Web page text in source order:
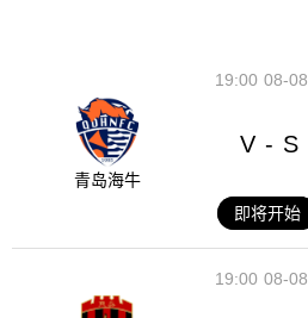
08-08
19:00
青岛海牛
V - S
即将开始
08-08
19:00